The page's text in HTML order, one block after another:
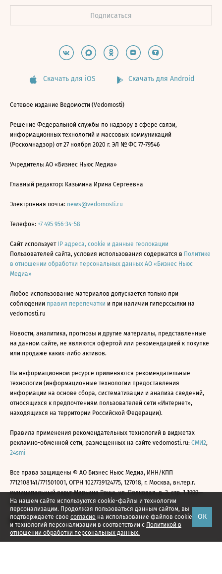
На нашем сайте используются cookie-файлы и технологии
персонализации. Продолжая пользоваться данным сайтом, вы
подтверждаете свое согласие на использование файлов cookie
и технологий персонализации в соответствии с Политикой в
отношении обработки персональных данных.
ОК
Скачать для iOS Скачать для Android
Сетевое издание Ведомости (Vedomosti)
Решение Федеральной службы по надзору в сфере связи,
информационных технологий и массовых коммуникаций
(Роскомнадзор) от 27 ноября 2020 г. ЭЛ № ФС 77-79546
Учредитель: АО «Бизнес Ньюс Медиа»
Главный редактор: Казьмина Ирина Сергеевна
Электронная почта: news@vedomosti.ru
Телефон: +7 495 956-34-58
Сайт использует IP адреса, cookie и данные геолокации
Пользователей сайта, условия использования содержатся в Политике
в отношении обработки персональных данных АО «Бизнес Ньюс
Медиа»
Любое использование материалов допускается только при
соблюдении правил перепечатки и при наличии гиперссылки на
vedomosti.ru
Новости, аналитика, прогнозы и другие материалы, представленные
на данном сайте, не являются офертой или рекомендацией к покупке
или продаже каких-либо активов.
На информационном ресурсе применяются рекомендательные
технологии (информационные технологии предоставления
информации на основе сбора, систематизации и анализа сведений,
относящихся к предпочтениям пользователей сети «Интернет»,
находящихся на территории Российской Федерации).
Правила применения рекомендательных технологий в виджетах
рекламно-обменной сети, размещенных на сайте vedomosti.ru: СМИ2,
24smi
Все права защищены © АО Бизнес Ньюс Медиа, ИНН/КПП
7712108141/771501001, ОГРН 1027739124775, 127018, г. Москва, вн.тер.г.
муниципальный округ Марьина Роща, ул. Полковая, д. 3, стр. 1 1999—
2026